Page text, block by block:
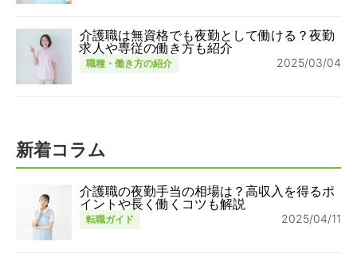
介護職は無資格でも夜勤として働ける？夜勤
求人や専従の働き方も紹介
職種・働き方の紹介 2025/03/04
新着コラム
介護職の夜勤手当の相場は？高収入を得るポ
イントや長く働くコツも解説
転職ガイド 2025/04/11